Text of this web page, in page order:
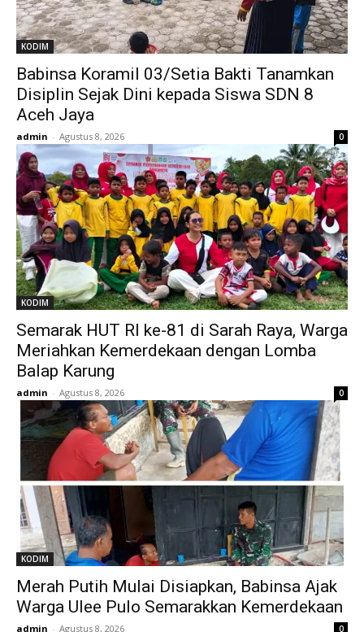
KODIM
Babinsa Koramil 03/Setia Bakti Tanamkan
Disiplin Sejak Dini kepada Siswa SDN 8
Aceh Jaya
admin - Agustus 8, 2026 0
KODIM
Semarak HUT RI ke-81 di Sarah Raya, Warga
Meriahkan Kemerdekaan dengan Lomba
Balap Karung
admin - Agustus 8, 2026 0
KODIM
Merah Putih Mulai Disiapkan, Babinsa Ajak
Warga Ulee Pulo Semarakkan Kemerdekaan
admin - Agustus 8, 2026 0